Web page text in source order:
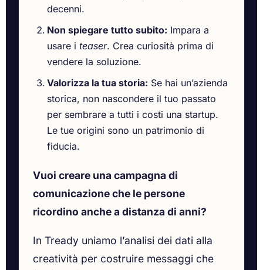
decenni.
Non spiegare tutto subito: Impara a
usare i teaser. Crea curiosità prima di
vendere la soluzione.
Valorizza la tua storia: Se hai un’azienda
storica, non nascondere il tuo passato
per sembrare a tutti i costi una startup.
Le tue origini sono un patrimonio di
fiducia.
Vuoi creare una campagna di
comunicazione che le persone
ricordino anche a distanza di anni?
In Tready uniamo l’analisi dei dati alla
creatività per costruire messaggi che